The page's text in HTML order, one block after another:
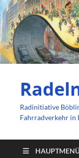
Radinitiative
Fahrradverkehr in